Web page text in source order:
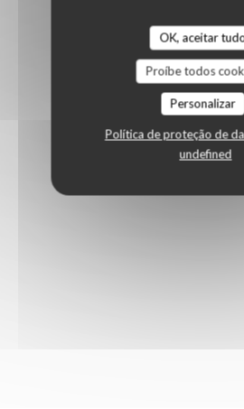
OK, aceitar
Proíbe todos
Personalizar
Política de proteção de
undefined